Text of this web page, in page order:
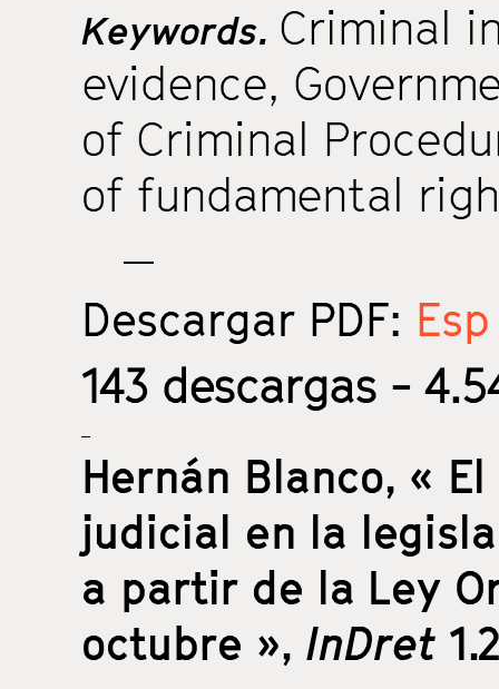
Keywords. Criminal
evidence,
of Criminal
of fundamental
Descargar PDF:
143 descargas -
Hernán Blanco, «
judicial en la
a partir de la Ley
octubre », InDret